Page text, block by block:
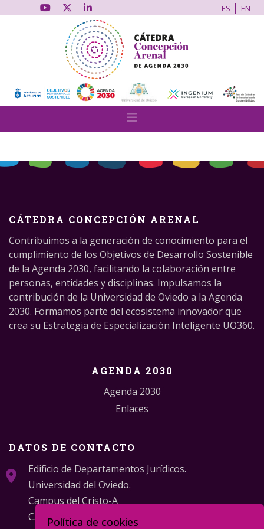
ES EN
CÁTEDRA CONCEPCIÓN ARENAL
Contribuimos a la generación de conocimiento para el
cumplimiento de los Objetivos de Desarrollo Sostenible
de la Agenda 2030, facilitando la colaboración entre
personas, entidades y disciplinas. Impulsamos la
contribución de la Universidad de Oviedo a la Agenda
2030. Formamos parte del ecosistema innovador que
crea su Estrategia de Especialización Inteligente UO360.
AGENDA 2030
Agenda 2030
Enlaces
DATOS DE CONTACTO
Edificio de Departamentos Jurídicos.
Universidad del Oviedo.
Campus del Cristo-A
C/ Catedrático Valentín Andrés Álvarez s/n
Política de cookies